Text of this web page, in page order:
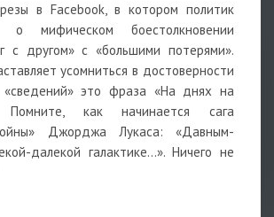
в Facebook, в котором политик
о мифическом боестолкновении
с другом» с «большими потерями».
усомниться в достоверности
«сведений» это фраза «На днях на
Помните, как начинается сага
Джорджа Лукаса: «Давным-
далекой галактике…». Ничего не